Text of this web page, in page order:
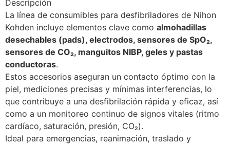
Descripción
La línea de consumibles para desfibriladores de Nihon
Kohden incluye elementos clave como almohadillas
desechables (pads), electrodos, sensores de SpO₂,
sensores de CO₂, manguitos NIBP, geles y pastas
conductoras.
Estos accesorios aseguran un contacto óptimo con la
piel, mediciones precisas y mínimas interferencias, lo
que contribuye a una desfibrilación rápida y eficaz, así
como a un monitoreo continuo de signos vitales (ritmo
cardíaco, saturación, presión, CO₂).
Ideal para emergencias, reanimación, traslado y